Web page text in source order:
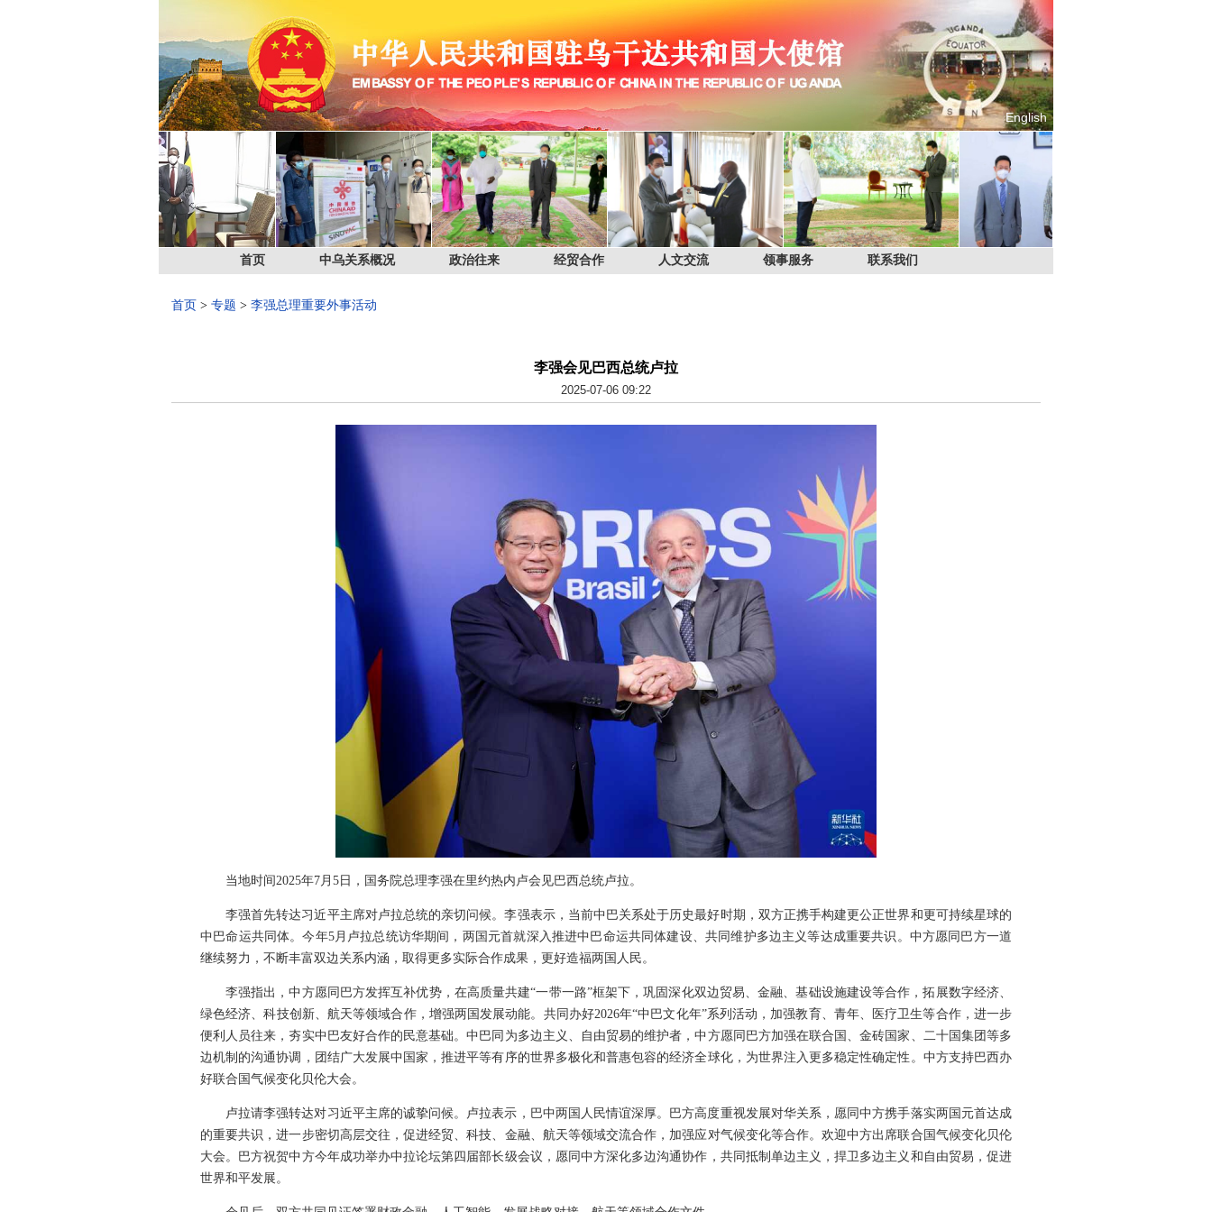
English
首页 中乌关系概况 政治往来 经贸合作 人文交流 领事服务 联系我们
首页 > 专题 > 李强总理重要外事活动
李强会见巴西总统卢拉
2025-07-06 09:22
当地时间2025年7月5日，国务院总理李强在里约热内卢会见巴西总统卢拉。
李强首先转达习近平主席对卢拉总统的亲切问候。李强表示，当前中巴关系处于历史最好时期，双方正携手构建更公正世界和更可持续星球的
中巴命运共同体。今年5月卢拉总统访华期间，两国元首就深入推进中巴命运共同体建设、共同维护多边主义等达成重要共识。中方愿同巴方一道
继续努力，不断丰富双边关系内涵，取得更多实际合作成果，更好造福两国人民。
李强指出，中方愿同巴方发挥互补优势，在高质量共建“一带一路”框架下，巩固深化双边贸易、金融、基础设施建设等合作，拓展数字经济、
绿色经济、科技创新、航天等领域合作，增强两国发展动能。共同办好2026年“中巴文化年”系列活动，加强教育、青年、医疗卫生等合作，进一步
便利人员往来，夯实中巴友好合作的民意基础。中巴同为多边主义、自由贸易的维护者，中方愿同巴方加强在联合国、金砖国家、二十国集团等多
边机制的沟通协调，团结广大发展中国家，推进平等有序的世界多极化和普惠包容的经济全球化，为世界注入更多稳定性确定性。中方支持巴西办
好联合国气候变化贝伦大会。
卢拉请李强转达对习近平主席的诚挚问候。卢拉表示，巴中两国人民情谊深厚。巴方高度重视发展对华关系，愿同中方携手落实两国元首达成
的重要共识，进一步密切高层交往，促进经贸、科技、金融、航天等领域交流合作，加强应对气候变化等合作。欢迎中方出席联合国气候变化贝伦
大会。巴方祝贺中方今年成功举办中拉论坛第四届部长级会议，愿同中方深化多边沟通协作，共同抵制单边主义，捍卫多边主义和自由贸易，促进
世界和平发展。